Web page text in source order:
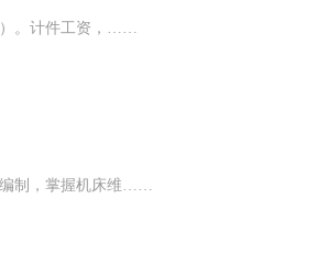
。计件工资，……
制，掌握机床维……